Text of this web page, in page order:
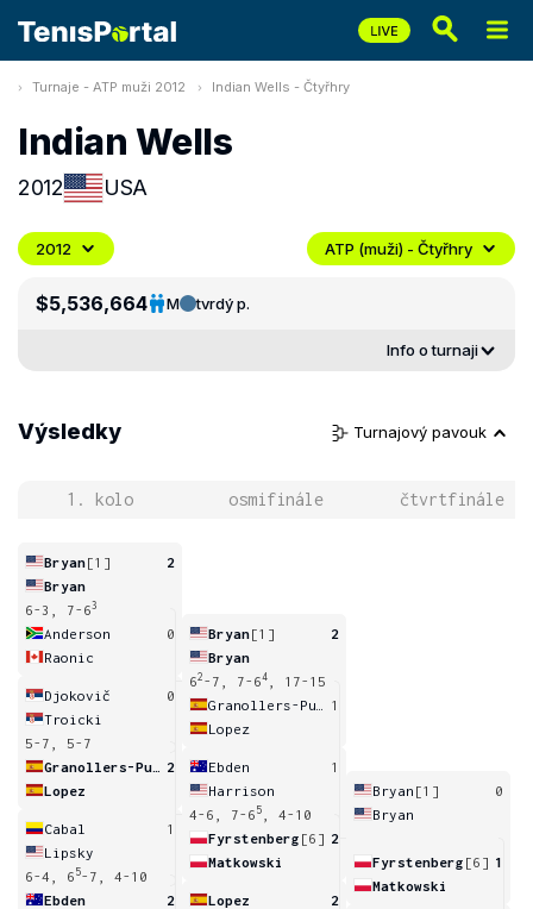
Turnaje - ATP muži 2012 Indian Wells - Čtyřhry
Indian Wells
2012 USA
2012 ATP (muži) - Čtyřhry
$5,536,664 M tvrdý p.
Info o turnaji
Výsledky Turnajový pavouk
1. kolo osmifinále čtvrtfinále
Bryan[1]
2
Bryan
6-3, 7-63
Anderson
0
Raonic
Djokovič
0
Troicki
5-7, 5-7
2
Lopez
Cabal
1
Lipsky
6-4, 6 5-7, 4-10
Ebden
2
Bryan[1]
2
Bryan
62 -7, 7-64
, 17-15
1
Lopez
Ebden
1
Harrison
4-6, 7-6 5
, 4-10
Fyrstenberg [6] 2
Matkowski
Lopez
2
Bryan [1]
0
Bryan
Fyrstenberg [6] 1
Matkowski